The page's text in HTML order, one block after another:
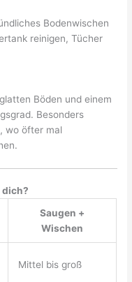
Bodenwischen
reinigen, Tücher
Böden und einem
Besonders
wo öfter mal
dich?
Saugen +
Wischen
Mittel bis groß